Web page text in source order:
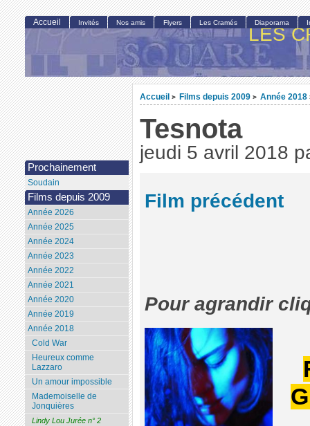
LES
Accueil > Films depuis 2009 > Année 2018
Tesnota
jeudi 5 avril 2018
Film précédent
Pour agrandir
Accueil Invités Nos amis Flyers Les Cramés Diaporama
Prochainement
Soudain
Films depuis 2009
Année 2026
Année 2025
Année 2024
Année 2023
Année 2022
Année 2021
Année 2020
Année 2019
Année 2018
Cold War
Heureux comme
Lazzaro
Un amour impossible
Mademoiselle de
Jonquières
Lindy Lou Jurée n° 2